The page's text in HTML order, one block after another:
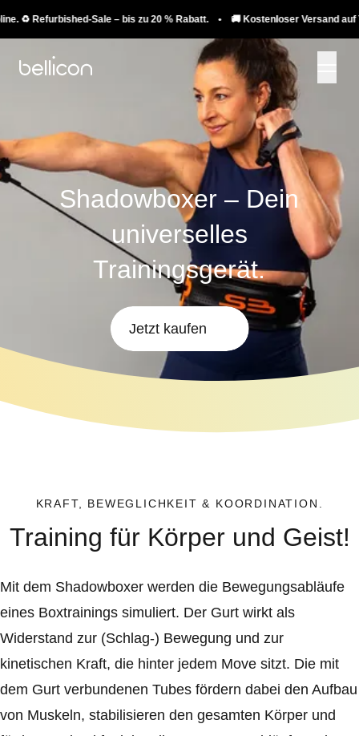
Sale – bis zu 20 % Rabatt. • 🚚 Kostenloser Versand auf
Shadowboxer – Dein
universelles
Trainingsgerät.
Jetzt kaufen
KRAFT, BEWEGLICHKEIT & KOORDINATION.
Training für Körper und Geist!
Mit dem Shadowboxer werden die Bewegungsabläufe
eines Boxtrainings simuliert. Der Gurt wirkt als
Widerstand zur (Schlag-) Bewegung und zur
kinetischen Kraft, die hinter jedem Move sitzt. Die mit
dem Gurt verbundenen Tubes fördern dabei den Aufbau
von Muskeln, stabilisieren den gesamten Körper und